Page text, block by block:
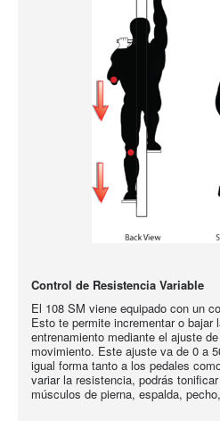
Control de Resistencia Variable
El 108 SM viene equipado con un
Esto te permite incrementar o bajar
entrenamiento mediante el ajuste
movimiento. Este ajuste va de 0 a
igual forma tanto a los pedales
variar la resistencia, podrás
músculos de pierna, espalda,